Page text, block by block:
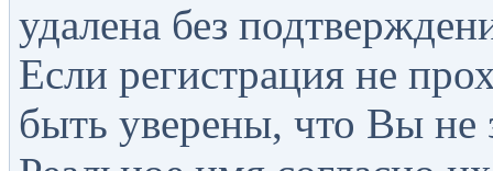
удалена без
Если регистрация не
быть уверены, что Вы не